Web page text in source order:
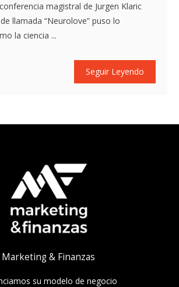
magistral de Jurgen Klaric
llamada “Neurolove” puso lo
la ciencia ...
Seguir Leyendo
Marketing & Finanzas
su modelo de negocio